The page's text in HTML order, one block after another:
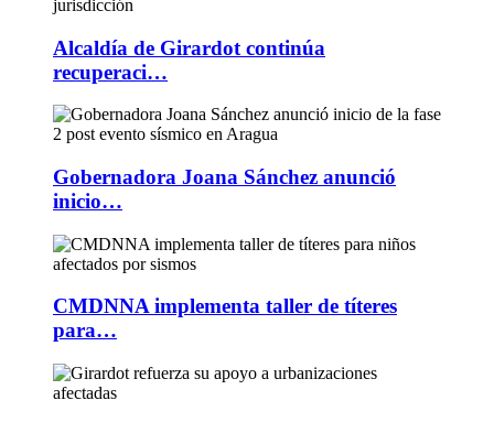
Alcaldía de Girardot continúa
recuperaci…
Gobernadora Joana Sánchez anunció
inicio…
CMDNNA implementa taller de títeres
para…